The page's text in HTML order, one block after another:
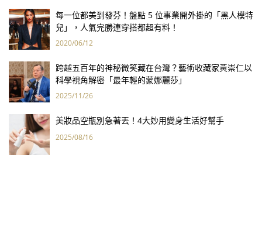
每一位都美到發芬！盤點 5 位事業開外掛的「黑人模特
兒」，人氣完勝連穿搭都超有料！
2020/06/12
跨越五百年的神秘微笑藏在台灣？藝術收藏家黃崇仁以
科學視角解密「最年輕的蒙娜麗莎」
2025/11/26
美妝品空瓶別急著丟！4大妙用變身生活好幫手
2025/08/16